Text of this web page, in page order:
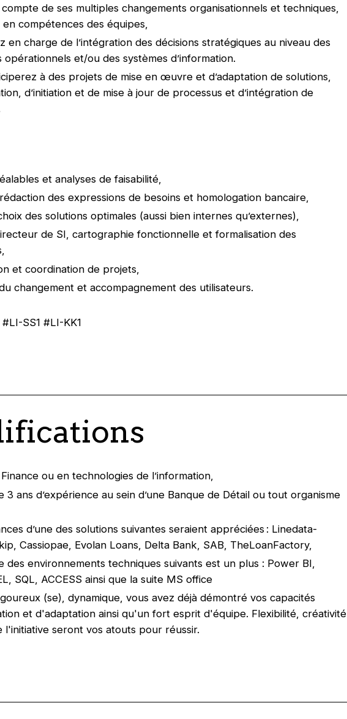
de ses multiples changements organisationnels et techniques,
compétences des équipes,
en charge de l’intégration des décisions stratégiques au niveau des
opérationnels et/ou des systèmes d’information.
à des projets de mise en œuvre et d’adaptation de solutions,
d’initiation et de mise à jour de processus et d’intégration de
et analyses de faisabilité,
des expressions de besoins et homologation bancaire,
des solutions optimales (aussi bien internes qu’externes),
de SI, cartographie fonctionnelle et formalisation des
et coordination de projets,
changement et accompagnement des utilisateurs.
SS1 #LI-KK1
ou en technologies de l’information,
3 ans d’expérience au sein d’une Banque de Détail ou tout organisme
d’une des solutions suivantes seraient appréciées : Linedata-
Cassiopae, Evolan Loans, Delta Bank, SAB, TheLoanFactory,
des environnements techniques suivants est un plus : Power BI,
SQL, ACCESS ainsi que la suite MS office
(se), dynamique, vous avez déjà démontré vos capacités
et d'adaptation ainsi qu'un fort esprit d'équipe. Flexibilité, créativité
l'initiative seront vos atouts pour réussir.